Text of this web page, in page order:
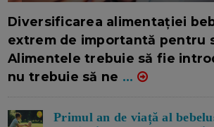
Diversificarea alimentației
extrem de importantă pentru
Alimentele trebuie să fie
nu trebuie să ne ...
Primul an de viață al